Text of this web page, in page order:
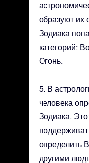
образуют их
Зодиака
категорий:
Огонь.
5. В
человека
Зодиака.
определить
другими